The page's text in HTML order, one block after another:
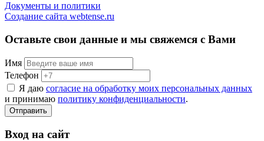
Документы и политики
Создание сайта webtense.ru
Оставьте свои данные и мы свяжемся с Вами
Имя
Телефон
Я даю согласие на обработку моих персональных данных
и принимаю политику конфиденциальности.
Отправить
Вход на сайт